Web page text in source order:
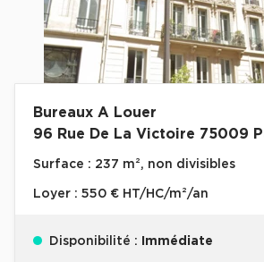
Bureaux A Louer
96 Rue De La Victoire 75009
Surface : 237 m², non divisibles
Loyer : 550 € HT/HC/m²/an
Disponibilité : Immédiate